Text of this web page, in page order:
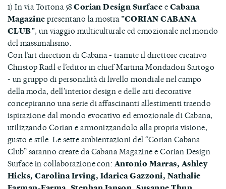
1) In via Tortona 58Corian Design SurfaceeCabana
Magazinepresentano la mostra"CORIAN CABANA
CLUB", un viaggio multiculturale ed emozionale nel mondo
del massimalismo.
Con l’art direction di Cabana - tramite il direttore creativo
Christop Radl e l’editor in chief Martina Mondadori Sartogo
- un gruppo di personalità di livello mondiale nel campo
della moda, dell’interior design e delle arti decorative
concepiranno una serie di affascinanti allestimenti traendo
ispirazione dal mondo evocativo ed emozionale di Cabana,
utilizzando Corian e armonizzandolo alla propria visione,
gusto e stile. Le sette ambientazioni del “Corian Cabana
Club” saranno create da Cabana Magazine e Corian Design
Surface in collaborazione con: Antonio Marras, Ashley
Hicks, Carolina Irving, Idarica Gazzoni, Nathalie